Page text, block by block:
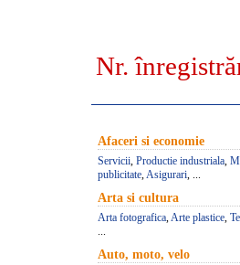
Nr.
Afaceri si economie
Servicii, Productie industriala,
publicitate,Asigurari, ...
Arta si cultura
Arta fotografica,Arte plastice,
...
Auto, moto, velo